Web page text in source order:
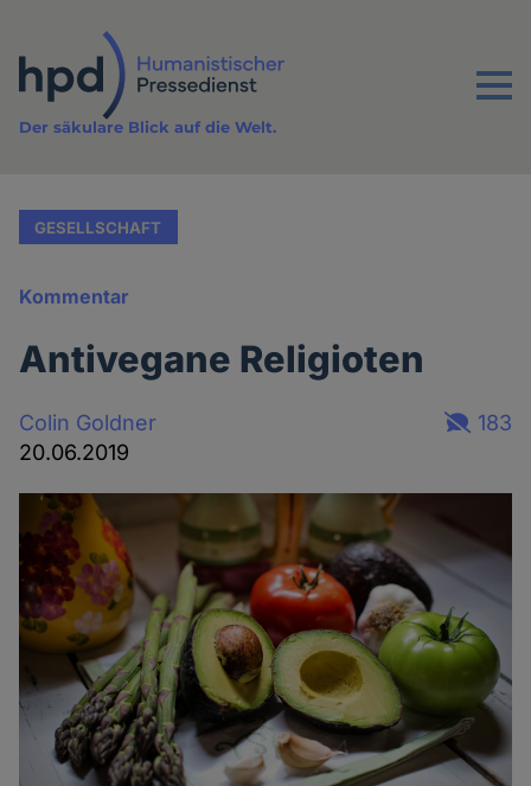
Inhalt
Menu
Der säkulare Blick auf die Welt.
GESELLSCHAFT
Kommentar
Antivegane Religioten
Colin Goldner
20.06.2019
183